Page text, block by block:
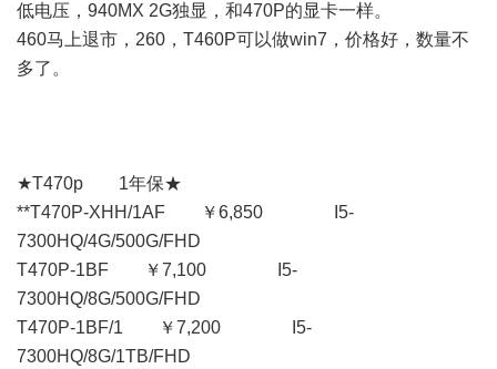
低电压，940MX 2G独显，和470P的显卡一样。
460马上退市，260，T460P可以做win7，价格好，数量不
多了。
★T470p 1年保★
**T470P-XHH/1AF ￥6,850 I5-
7300HQ/4G/500G/FHD
T470P-1BF ￥7,100 I5-
7300HQ/8G/500G/FHD
T470P-1BF/1 ￥7,200 I5-
7300HQ/8G/1TB/FHD